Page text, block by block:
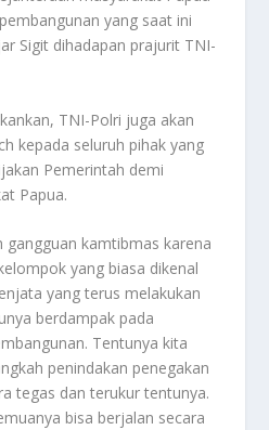
yang saat ini
Sigit dihadapan prajurit TNI-
TNI-Polri juga akan
kepada seluruh pihak yang
Pemerintah demi
Papua.
gangguan kamtibmas karena
yang biasa dikenal
yang terus melakukan
berdampak pada
Tentunya kita
penindakan penegakan
tegas dan terukur tentunya.
bisa berjalan secara